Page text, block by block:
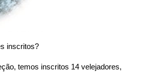
inscritos?
temos inscritos 14 velejadores,